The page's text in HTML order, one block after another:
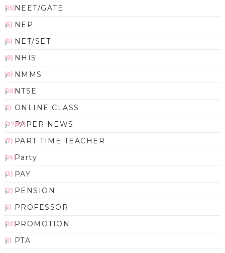
NEET/GATE
(15)
NEP
(5)
NET/SET
(5)
NHIS
(9)
NMMS
(6)
NTSE
(10)
ONLINE CLASS
(1)
PAPER NEWS
(2783)
PART TIME TEACHER
(7)
Party
(14)
PAY
(3)
PENSION
(2)
PROFESSOR
(1)
PROMOTION
(10)
PTA
(1)